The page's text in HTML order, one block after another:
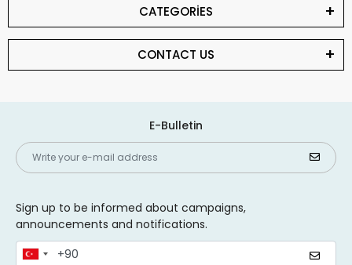
CATEGORİES
CONTACT US
E-Bulletin
Sign up to be informed about campaigns,
announcements and notifications.